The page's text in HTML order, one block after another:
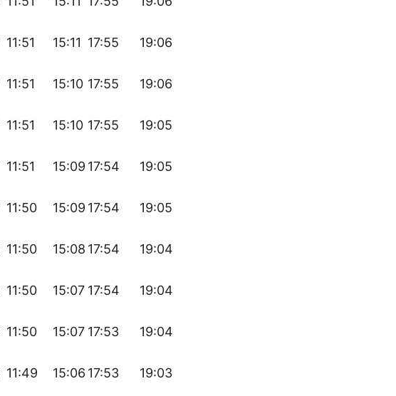
11:51 15:11 17:55 19:06
11:51 15:10 17:55 19:06
11:51 15:10 17:55 19:05
11:51 15:09 17:54 19:05
11:50 15:09 17:54 19:05
11:50 15:08 17:54 19:04
11:50 15:07 17:54 19:04
11:50 15:07 17:53 19:04
11:49 15:06 17:53 19:03